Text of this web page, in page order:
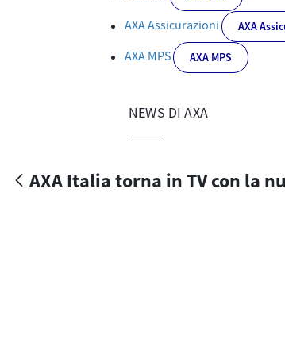
AXA Assicurazioni AXA
AXA MPS AXA MPS
NEWS DI AXA
AXA Italia torna in TV con la